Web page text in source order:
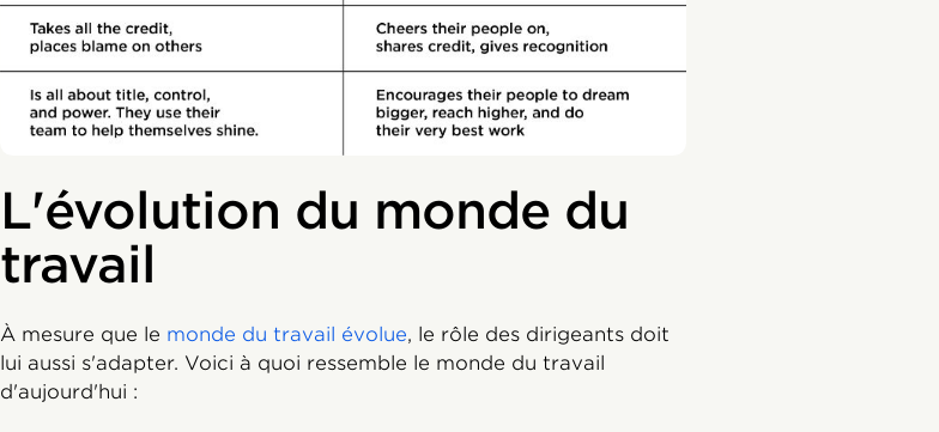
L'évolution du monde du
travail
À mesure que le monde du travail évolue, le rôle des dirigeants doit
lui aussi s'adapter. Voici à quoi ressemble le monde du travail
d'aujourd'hui :